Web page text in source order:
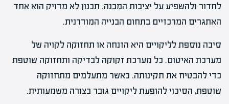
לחדור ולהשפיע על יציבות המבנה. תכנון לא מדויק הוא אחד
האתגרים המרכזיים בתחום הבנייה המודרנית.
סיבה נוספת לליקויים היא הזנחה או תחזוקה לקויה של
מערכת האיטום. כל מערכת זקוקה לבדיקה ותחזוקה שוטפת
כדי להבטיח את תקינותה. כאשר מתעלמים מתחזוקה
שוטפת, הסיכוי להופעת ליקויים גובר בצורה משמעותית.